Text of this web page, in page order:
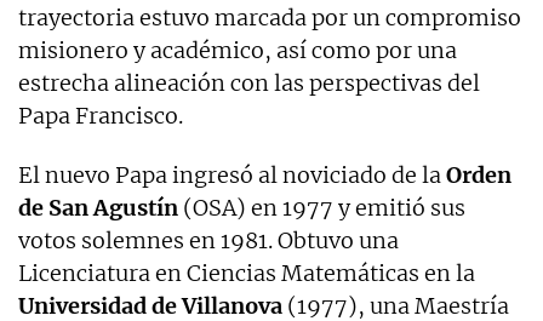
trayectoria estuvo marcada por un compromiso
misionero y académico, así como por una
estrecha alineación con las perspectivas del
Papa Francisco.
El nuevo Papa ingresó al noviciado de laOrden
de San Agustín (OSA) en 1977 y emitió sus
votos solemnes en 1981. Obtuvo una
Licenciatura en Ciencias Matemáticas en la
Universidad de Villanova (1977), una Maestría